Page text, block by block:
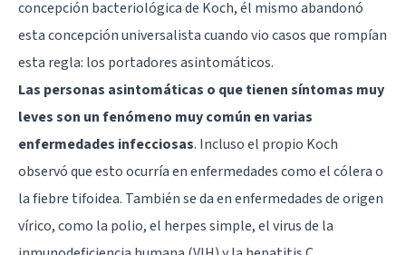
concepción bacteriológica de Koch, él mismo abandonó
esta concepción universalista cuando vio casos que rompían
esta regla: los portadores asintomáticos.
Las personas asintomáticas o que tienen síntomas muy
leves son un fenómeno muy común en varias
enfermedades infecciosas. Incluso el propio Koch
observó que esto ocurría en enfermedades como el cólera o
la fiebre tifoidea. También se da en enfermedades de origen
vírico, como la polio, el herpes simple, el virus de la